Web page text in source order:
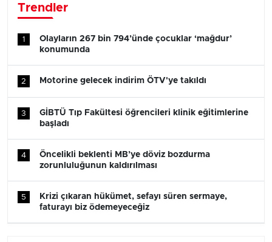
Trendler
1
Olayların 267 bin 794’ünde çocuklar ‘mağdur’
konumunda
2 Motorine gelecek indirim ÖTV'ye takıldı
3
GİBTÜ Tıp Fakültesi öğrencileri klinik eğitimlerine
başladı
4
Öncelikli beklenti MB’ye döviz bozdurma
zorunluluğunun kaldırılması
5
Krizi çıkaran hükümet, sefayı süren sermaye,
faturayı biz ödemeyeceğiz